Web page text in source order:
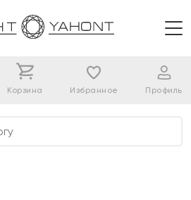
Корзина Избранное Профиль